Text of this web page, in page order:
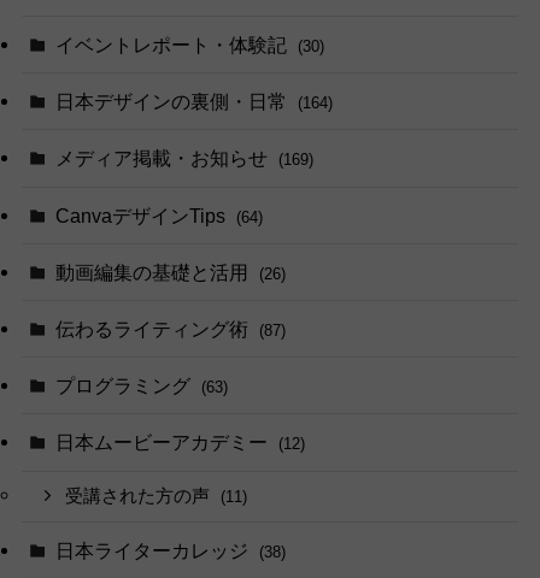
イベントレポート・体験記 (30)
日本デザインの裏側・日常 (164)
メディア掲載・お知らせ (169)
CanvaデザインTips (64)
動画編集の基礎と活用 (26)
伝わるライティング術 (87)
プログラミング (63)
日本ムービーアカデミー (12)
受講された方の声 (11)
日本ライターカレッジ (38)